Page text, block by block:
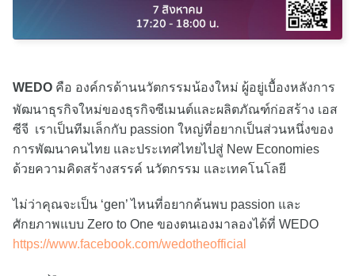
WEDO คือ องค์กรด้านนวัตกรรมน้องใหม่ ผู้อยู่เบื้องหลังการ
พัฒนาธุรกิจใหม่ของธุรกิจซีเมนต์และผลิตภัณฑ์ก่อสร้าง เอส
ซีจี เราเป็นทีมเล็กกับ passion ใหญ่ที่อยากเป็นส่วนหนึ่งของ
การพัฒนาคนไทย และประเทศไทยไปสู่ New Economies
ด้วยความคิดสร้างสรรค์ นวัตกรรม และเทคโนโลยี
ไม่ว่าคุณจะเป็น ‘gen’ ไหนที่อยากค้นพบ passion และ
ศักยภาพแบบ Zero to One ของตนเองมาลองได้ที่ WEDO
https://www.facebook.com/wedotheofficial